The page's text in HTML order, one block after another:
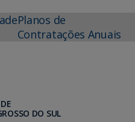
Planos de
Contratações Anuais
DO SUL